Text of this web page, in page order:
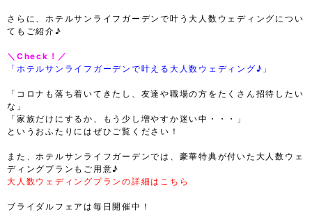
さらに、ホテルサンライフガーデンで叶う大人数ウェディングについ
てもご紹介♪
＼Check！／
「ホテルサンライフガーデンで叶える大人数ウェディング♪」
「コロナも落ち着いてきたし、友達や職場の方をたくさん招待したい
な」
「家族だけにするか、もう少し増やすか迷い中・・・」
というおふたりにはぜひご覧ください！
また、ホテルサンライフガーデンでは、豪華特典が付いた大人数ウェ
ディングプランもご用意♪
大人数ウェディングプランの詳細はこちら
ブライダルフェアは毎日開催中！